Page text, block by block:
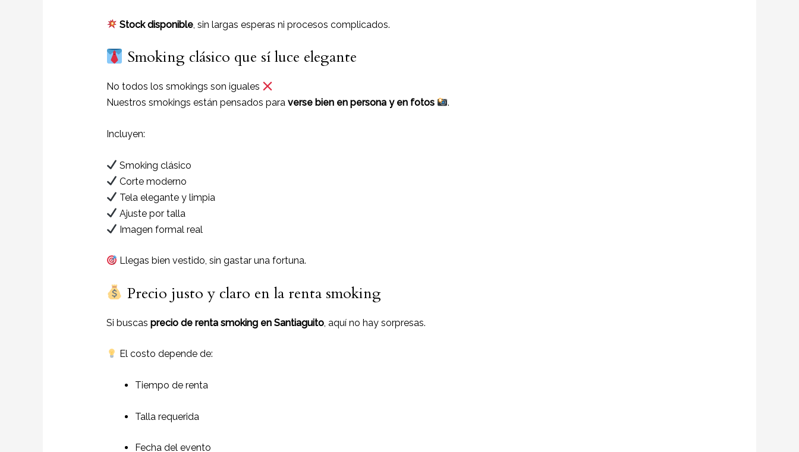
Stock disponible, sin largas esperas ni procesos complicados.
Smoking clásico que sí luce elegante
No todos los smokings son iguales
Nuestros smokings están pensados para verse bien en persona y en fotos .
Incluyen:
Smoking clásico
Corte moderno
Tela elegante y limpia
Ajuste por talla
Imagen formal real
Llegas bien vestido, sin gastar una fortuna.
Precio justo y claro en la renta smoking
Si buscas precio de renta smoking en Santiaguito, aquí no hay sorpresas.
El costo depende de:
Tiempo de renta
Talla requerida
Fecha del evento